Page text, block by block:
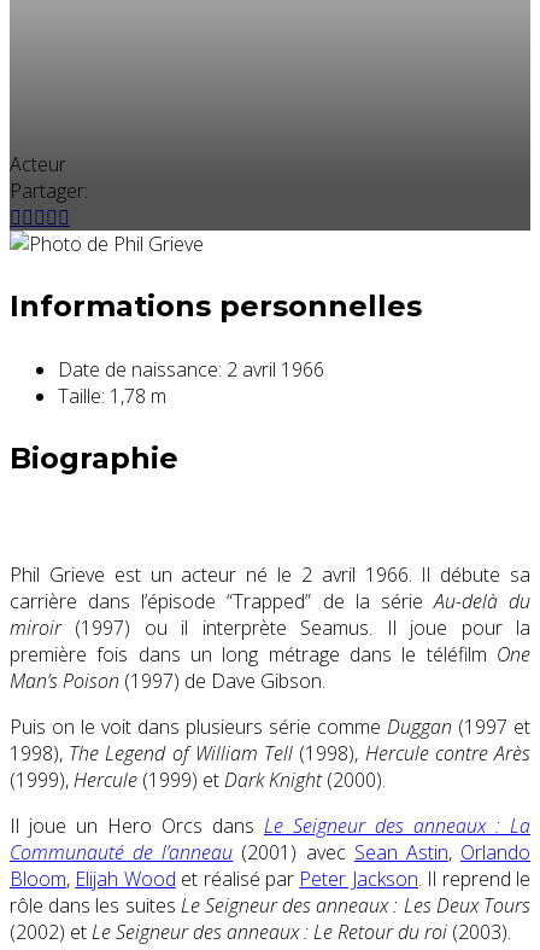
Acteur
Partager:
Informations personnelles
Date de naissance: 2 avril 1966
Taille: 1,78 m
Biographie
Phil Grieve est un acteur né le 2 avril 1966. Il débute sa
carrière dans l’épisode “Trapped” de la sérieAu-delà du
miroir(1997) ou il interprète Seamus. Il joue pour la
première fois dans un long métrage dans le téléfilm One
Man’s Poison (1997) de Dave Gibson.
Puis on le voit dans plusieurs série comme Duggan (1997 et
1998), The Legend of William Tell (1998), Hercule contre Arès
(1999),Hercule (1999) etDark Knight(2000).
Il joue un Hero Orcs dans Le Seigneur des anneaux : La
Communauté de l’anneau (2001) avec Sean Astin, Orlando
Bloom, Elijah Wood et réalisé par Peter Jackson. Il reprend le
rôle dans les suites Le Seigneur des anneaux : Les Deux Tours
(2002) etLe Seigneur des anneaux : Le Retour du roi (2003).